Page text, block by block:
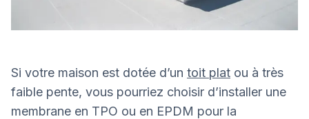
Si votre maison est dotée d’un toit plat ou à très
faible pente, vous pourriez choisir d’installer une
membrane en TPO ou en EPDM pour la